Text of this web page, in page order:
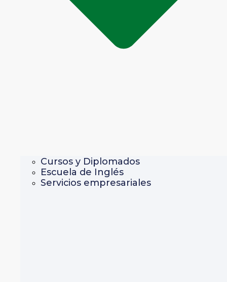
Cursos y Diplomados
Escuela de Inglés
Servicios empresariales